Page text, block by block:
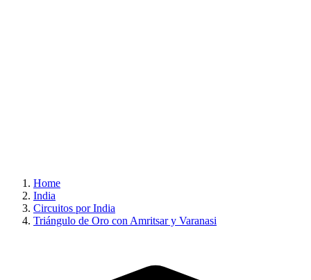
Home
India
Circuitos por India
Triángulo de Oro con Amritsar y Varanasi